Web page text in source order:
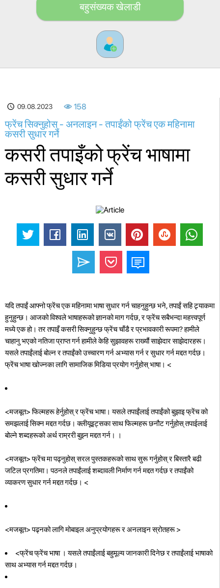
बहुसंख्यक खेलाडी
09.08.2023 158
फ्रेंच सिक्नुहोस् - अनलाइन - तपाईंको फ्रेंच एक महिनामा
कसरी सुधार गर्ने
कसरी तपाइँको फ्रेंच भाषामा
कसरी सुधार गर्ने
यदि तपाईं आफ्नो फ्रेंच एक महिनामा भाषा सुधार गर्न चाहनुहुन्छ भने, तपाईं सहि ट्र्याकमा
हुनुहुन्छ। आजको विश्वले भाषाहरूको ज्ञानको माग गर्दछ, र फ्रेंच सबैभन्दा महत्त्वपूर्ण
मध्ये एक हो। तर तपाइँ कसरी सिक्नुहुन्छ फ्रेंच चाँडै र प्रभावकारी रूपमा? हामीले
चाहानु भएको नतिजा प्राप्त गर्न हामीले केहि सुझावहरू राख्यौं साझेदार साझेदारहरू।
यसले तपाईंलाई बोल्न र तपाईंको उच्चारण गर्न अभ्यास गर्न र सुधार गर्न मद्दत गर्दछ।
फ्रेंच भाषा खोज्नका लागि सामाजिक मिडिया प्रयोग गर्नुहोस् भाषा। <
<मजबूत> फिल्महरू हेर्नुहोस् र फ्रेंच भाषा।यसले तपाईंलाई तपाईंको बुझाइ फ्रेंच को
समझलाई सिक्न मद्दत गर्दछ। क्लीयूइट्सका साथ फिल्महरू छनौट गर्नुहोस् तपाईलाई
बोल्ने शब्दहरूको अर्थ राम्ररी बुझ्न मद्दत गर्न।
।
<मजबूत> फ्रेंच मा पढ्नुहोस्सरल पुस्तकहरूको साथ सुरू गर्नुहोस् र बिस्तारै बढी
जटिल प्रगतिमा। पठनले तपाईंलाई शब्दावली निर्माण गर्न मद्दत गर्दछ र तपाईंको
व्याकरण सुधार गर्न मद्दत गर्दछ। <
<मजबूत> पढ्नको लागि मोबाइल अनुप्रयोगहरू र अनलाइन स्रोतहरू >
<फ्रेंच फ्रेंच भाषा । यसले तपाईंलाई बहुमूल्य जानकारी दिनेछ र तपाईंलाई भाषाको
साथ अभ्यास गर्न मद्दत गर्दछ।